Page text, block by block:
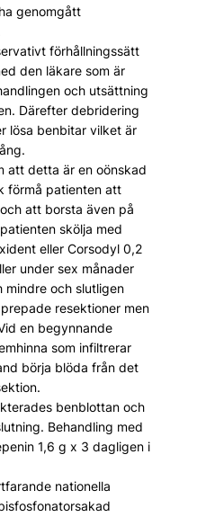
genomgått
förhållningssätt
den läkare som är
och utsättning
Därefter debridering
lösa benbitar vilket är
att detta är en oönskad
förmå patienten att
att borsta även på
skölja med
eller Corsodyl 0,2
under sex månader
mindre och slutligen
resektioner men
en begynnande
som infiltrerar
börja blöda från det
benblottan och
Behandling med
1,6 g x 3 dagligen i
nationella